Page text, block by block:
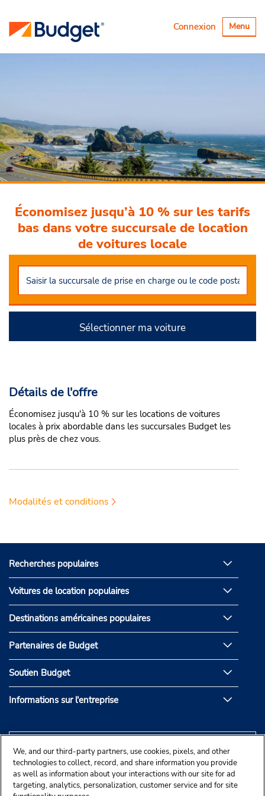
Basculer
la
Menu
Connexion
Économisez jusqu’à 10 % sur les tarifs
bas dans votre succursale de location
de voitures locale
Sélectionner ma voiture
Détails de l'offre
Économisez jusqu'à 10 % sur les locations de voitures
locales à prix abordable dans les succursales Budget les
plus près de chez vous.
Modalités et conditions
Recherches populaires
Voitures de location populaires
Destinations américaines populaires
Partenaires de Budget
Soutien Budget
Informations sur l'entreprise
We, and our third-party partners, use cookies, pixels, and other
technologies to collect, record, and share information you provide
as well as information about your interactions with our site for ad
targeting, analytics, personalization, customer service and for site